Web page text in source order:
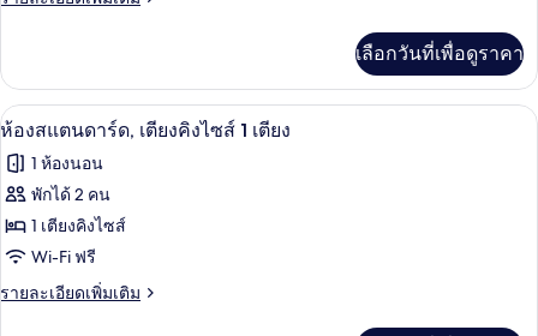
คิง
ไซส์
1
เตียง,
ลาน
ระเบียง,
วิว
สวน
เกี่ยว
กับ
ห้อง
เตียง
คิง
เตียง,
ระเบียง,
เลือกวันที่เพื่อดูราคา
เปิด
ภาพถ่าย
ทั้งหมด
ของ
ห้อง
สแตนดาร์ด,
เครื่องนอนป้องกันสารก่อภูมิแพ้, ตู้นิรภั
4
ห้องสแตนดาร์ด, เตียงคิงไซส์ 1 เตียง
1 ห้องนอน
พักได้ 2 คน
1 เตียงคิงไซส์
Wi-Fi ฟรี
รายละเอียดเพิ่มเติม
ราย